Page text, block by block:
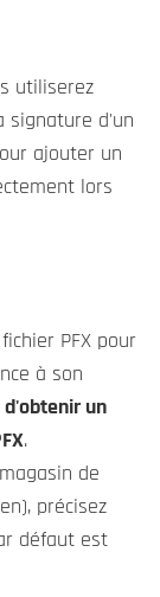
utiliserez
signature d'un
ajouter un
lors
PFX pour
à son
d'obtenir un
.
de
précisez
défaut est